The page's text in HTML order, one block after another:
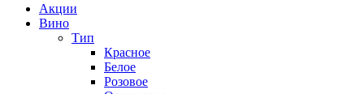
Акции
Вино
Тип
Красное
Белое
Розовое